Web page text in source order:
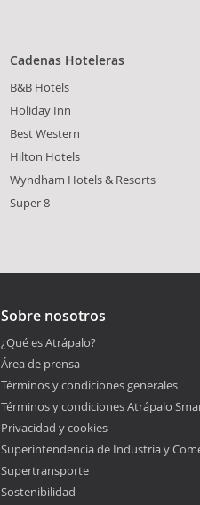
Cadenas Hoteleras
B&B Hotels
Holiday Inn
Best Western
Hilton Hotels
Wyndham Hotels & Resorts
Super 8
Sobre nosotros
¿Qué es Atrápalo?
Área de prensa
Términos y condiciones generales
Términos y condiciones Atrápalo
Privacidad y cookies
Superintendencia de Industria y
Supertransporte
Sostenibilidad